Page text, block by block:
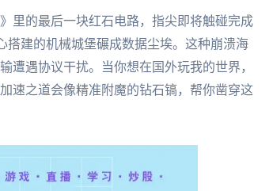
里的最后一块红石电路，指尖即将触碰完成
搭建的机械城堡碾成数据尘埃。这种崩溃海
遇协议干扰。当你想在国外玩我的世界，
速之道会像精准附魔的钻石镐，帮你凿穿这